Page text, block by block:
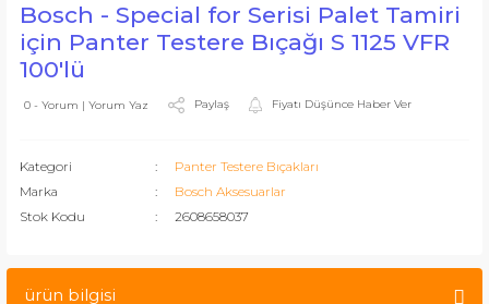
Bosch - Special for Serisi Palet Tamiri
için Panter Testere Bıçağı S 1125 VFR
100'lü
0 - Yorum | Yorum Yaz Paylaş Fiyatı Düşünce Haber Ver
Kategori
Panter Testere Bıçakları
Marka
Bosch Aksesuarlar
Stok Kodu
2608658037
ürün bilgisi